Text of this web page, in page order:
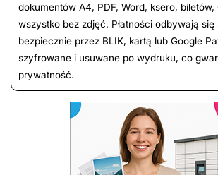
dokumentów A4, PDF, Word, ksero,
wszystko bez zdjęć. Płatności odbywają się
bezpiecznie przez BLIK, kartą lub Google
szyfrowane i usuwane po wydruku, co
prywatność.